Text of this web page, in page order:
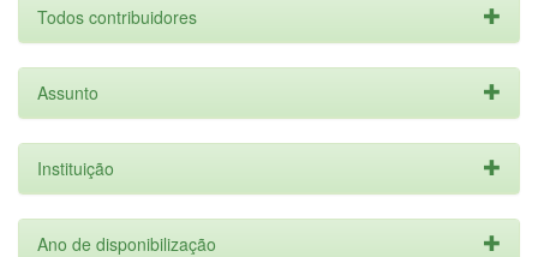
Todos contribuidores
Assunto
Instituição
Ano de disponibilização